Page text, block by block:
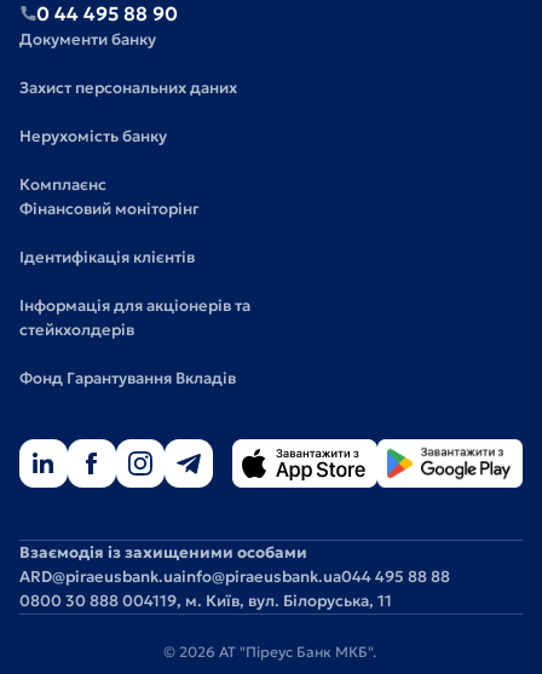
0 44 495 88 90
Документи банку
Захист персональних даних
Нерухомість банку
Комплаєнс
Фінансовий моніторінг
Ідентифікація клієнтів
Інформація для акціонерів та
стейкхолдерів
Фонд Гарантування Вкладів
Взаємодія із захищеними особами
ARD@piraeusbank.uainfo@piraeusbank.ua044 495 88 88
0800 30 888 004119, м. Київ, вул. Білоруська, 11
© 2026 АТ "Піреус Банк МКБ".